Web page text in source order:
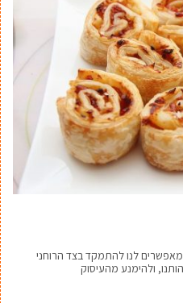
לנו להתמקד בצד הרוחני
ולהימנע מהעיסוק